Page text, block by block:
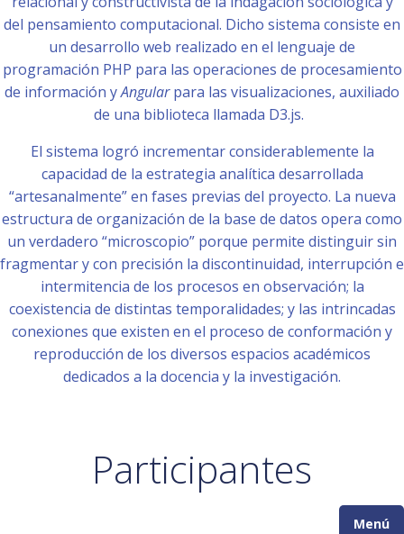
del pensamiento computacional. Dicho sistema consiste en
un desarrollo web realizado en el lenguaje de
programación PHP para las operaciones de procesamiento
de información yAngularpara las visualizaciones, auxiliado
de una biblioteca llamada D3.js.
El sistema logró incrementar considerablemente la
capacidad de la estrategia analítica desarrollada
“artesanalmente” en fases previas del proyecto. La nueva
estructura de organización de la base de datos opera como
un verdadero “microscopio” porque permite distinguir sin
fragmentar y con precisión la discontinuidad, interrupción e
intermitencia de los procesos en observación; la
coexistencia de distintas temporalidades; y las intrincadas
conexiones que existen en el proceso de conformación y
reproducción de los diversos espacios académicos
dedicados a la docencia y la investigación.
Participantes
Menú